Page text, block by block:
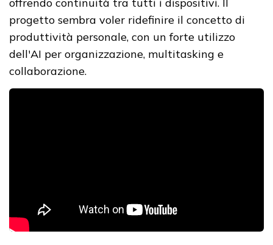
offrendo continuità tra tutti i dispositivi. Il
progetto sembra voler ridefinire il concetto di
produttività personale, con un forte utilizzo
dell'AI per organizzazione, multitasking e
collaborazione.